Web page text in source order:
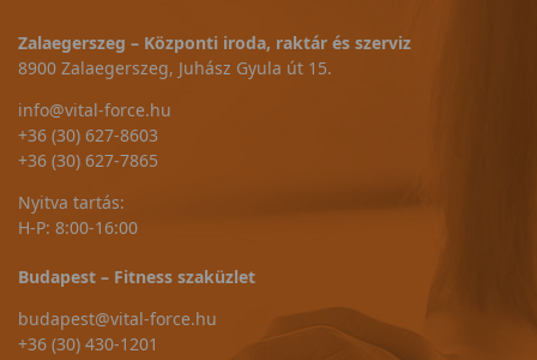
Zalaegerszeg – Központi iroda, raktár és szerviz
8900 Zalaegerszeg, Juhász Gyula út 15.
info@vital-force.hu
+36 (30) 627-8603
+36 (30) 627-7865
Nyitva tartás:
H-P: 8:00-16:00
Budapest – Fitness szaküzlet
budapest@vital-force.hu
+36 (30) 430-1201